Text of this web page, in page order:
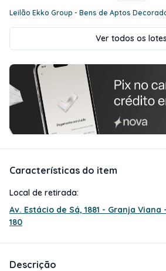
Leilão Ekko Group - Bens de Aptos
Ver todos os lotes
Características do item
Local de retirada:
Av. Estácio de Sá, 1881 - Granja Viana
180
Descrição